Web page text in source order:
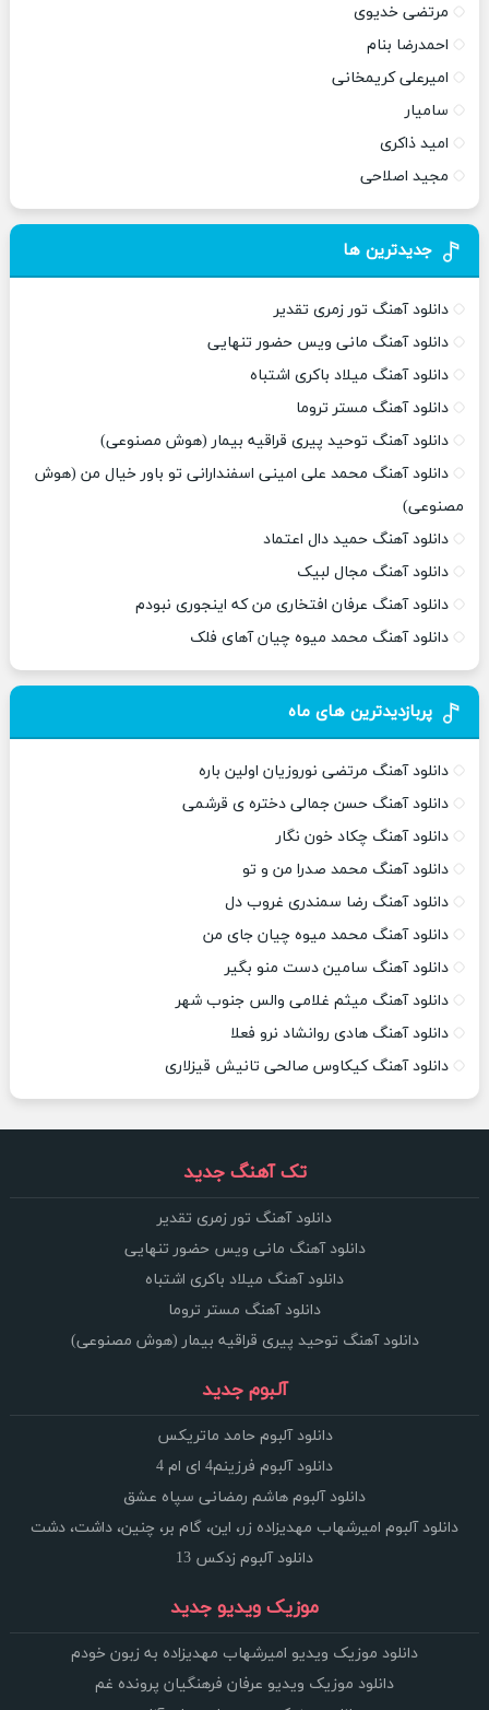
مرتضی خدیوی
احمدرضا بنام
امیرعلی کریمخانی
سامیار
امید ذاکری
مجید اصلاحی
جدیدترین ها
دانلود آهنگ تور زمری تقدیر
دانلود آهنگ مانی ویس حضور تنهایی
دانلود آهنگ میلاد باکری اشتباه
دانلود آهنگ مستر تروما
دانلود آهنگ توحید پیری قراقیه بیمار (هوش مصنوعی)
دانلود آهنگ محمد علی امینی اسفندارانی تو باور خیال من (هوش
مصنوعی)
دانلود آهنگ حمید دال اعتماد
دانلود آهنگ مجال لبیک
دانلود آهنگ عرفان افتخاری من که اینجوری نبودم
دانلود آهنگ محمد میوه چیان آهای فلک
پربازدیدترین های ماه
دانلود آهنگ مرتضی نوروزیان اولین باره
دانلود آهنگ حسن جمالی دختره ی قرشمی
دانلود آهنگ چکاد خون نگار
دانلود آهنگ محمد صدرا من و تو
دانلود آهنگ رضا سمندری غروب دل
دانلود آهنگ محمد میوه چیان جای من
دانلود آهنگ سامین دست منو بگیر
دانلود آهنگ میثم غلامی والس جنوب شهر
دانلود آهنگ هادی روانشاد نرو فعلا
دانلود آهنگ کیکاوس صالحی تانیش قیزلاری
تک آهنگ جدید
دانلود آهنگ تور زمری تقدیر
دانلود آهنگ مانی ویس حضور تنهایی
دانلود آهنگ میلاد باکری اشتباه
دانلود آهنگ مستر تروما
دانلود آهنگ توحید پیری قراقیه بیمار (هوش مصنوعی)
آلبوم جدید
دانلود آلبوم حامد ماتریکس
دانلود آلبوم فرزینم4 ای ام 4
دانلود آلبوم هاشم رمضانی سپاه عشق
دانلود آلبوم امیرشهاب مهدیزاده زر، این، گام بر، چنین، داشت، دشت
دانلود آلبوم زدکس 13
موزیک ویدیو جدید
دانلود موزیک ویدیو امیرشهاب مهدیزاده به زبون خودم
دانلود موزیک ویدیو عرفان فرهنگیان پرونده غم